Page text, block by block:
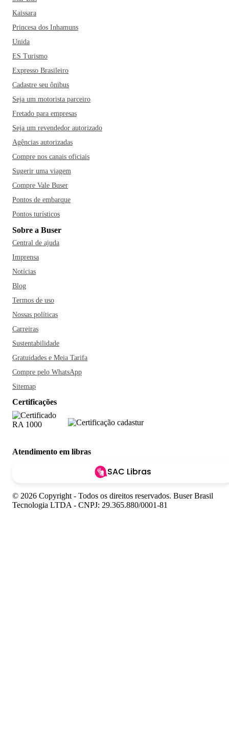
Kaissara
Princesa dos Inhamuns
Unida
ES Turismo
Expresso Brasileiro
Cadastre seu ônibus
Seja um motorista parceiro
Fretado para empresas
Seja um revendedor autorizado
Agências autorizadas
Compre nos canais oficiais
Sugerir uma viagem
Compre Vale Buser
Pontos de embarque
Pontos turísticos
Sobre a Buser
Central de ajuda
Imprensa
Notícias
Blog
Termos de uso
Nossas políticas
Carreiras
Sustentabilidade
Gratuidades e Meia Tarifa
Compre pelo WhatsApp
Sitemap
Certificações
Atendimento em libras
SAC Libras
© 2026 Copyright - Todos os direitos reservados. Buser Brasil
Tecnologia LTDA - CNPJ: 29.365.880/0001-81